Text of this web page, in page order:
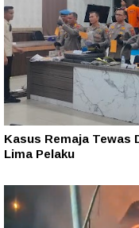
Kasus Remaja Tewas
Lima Pelaku